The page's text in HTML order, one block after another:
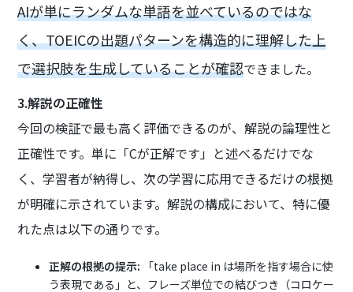
AIが単にランダムな単語を並べているのではな
く、TOEICの出題パターンを構造的に理解した上
で選択肢を生成していることが確認できました。
3.解説の正確性
今回の検証で最も高く評価できるのが、解説の論理性と
正確性です。単に「Cが正解です」と述べるだけでな
く、学習者が納得し、次の学習に応用できるだけの根拠
が明確に示されています。解説の構成において、特に優
れた点は以下の通りです。
正解の根拠の提示: 「take place in は場所を指す場合に使
う表現である」と、フレーズ単位での結びつき（コロケー